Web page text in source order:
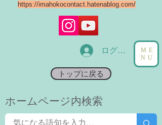
ログイン
トップに戻る
ME
NU
https://imahokocontact.hatenablog.com/
​ホームページ内検索